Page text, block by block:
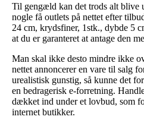
Til gengæld kan det trods alt blive
nogle få outlets på nettet efter
24 cm, krydsfiner, 1stk., dybde 5
at du er garanteret at antage den
Man skal ikke desto mindre ikke
nettet annoncerer en vare til salg
urealistisk gunstig, så kunne det
en bedragerisk e-forretning.
dækket ind under et lovbud, som
internet butikker.